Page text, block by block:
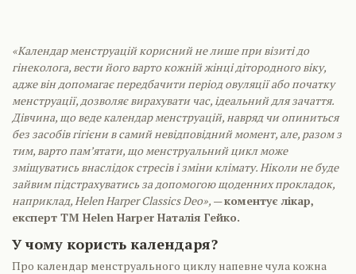
«Календар менструацій корисний не лише при візиті до
гінеколога, вести його варто кожній жінці дітородного віку,
адже він допомагає передбачити період овуляції або початку
менструації, дозволяє вирахувати час, ідеальний для зачаття.
Дівчина, що веде календар менструацій, навряд чи опиниться
без засобів гігієни в самий невідповідний момент, але, разом з
тим, варто пам’ятати, що менструальний цикл може
зміщуватись внаслідок стресів і зміни клімату. Ніколи не буде
зайвим підстрахуватись за допомогою щоденних прокладок,
наприклад, Helen Harper Classics Deo», —коментує лікар,
експерт ТМ Helen Harper Наталія Гейко.
У чому користь календаря?
Про календар менструального циклу напевне чула кожна